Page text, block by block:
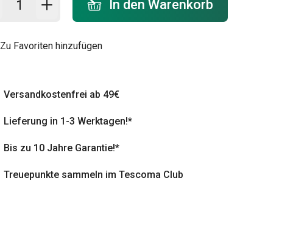
In den Warenkorb
Zu Favoriten hinzufügen
Versandkostenfrei ab 49€
Lieferung in 1-3 Werktagen!*
Bis zu 10 Jahre Garantie!*
Treuepunkte sammeln im Tescoma Club